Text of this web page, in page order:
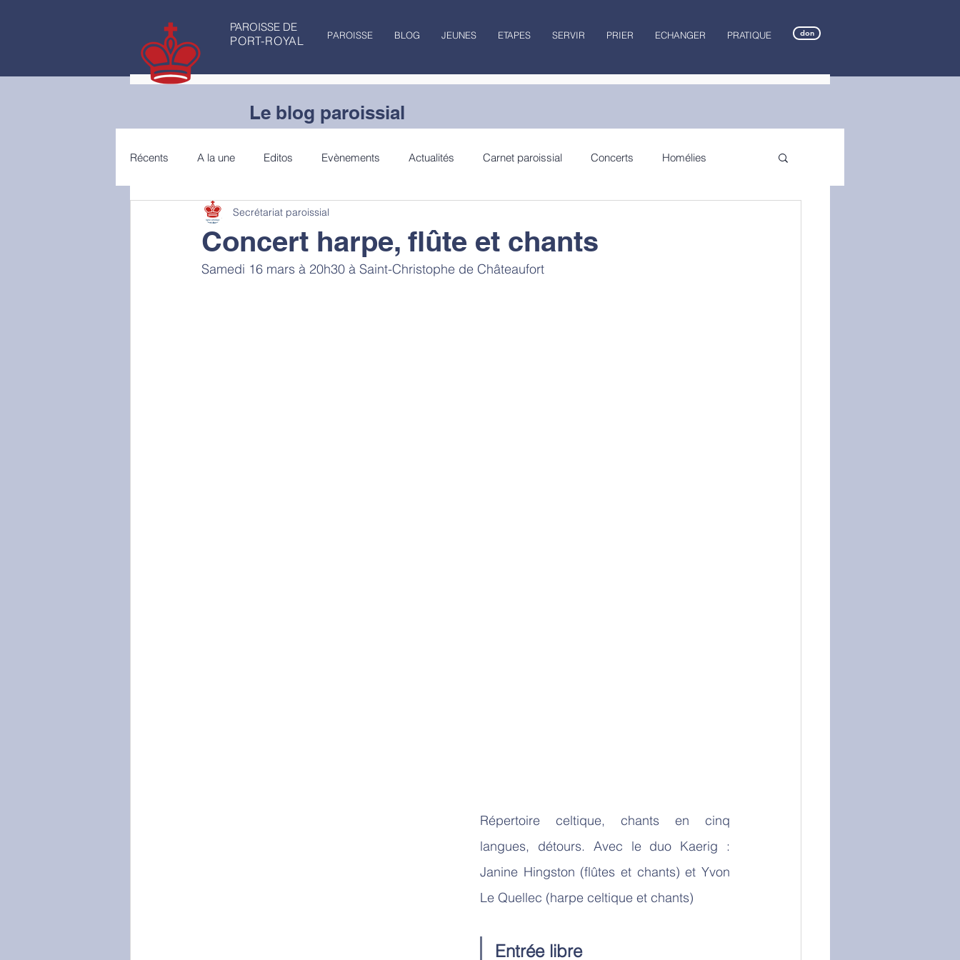
PAROISSE DE
PORT-ROYAL PAROISSE BLOG JEUNES ETAPES SERVIR PRIER ECHANGER PRATIQUE don
Récents A la une Editos Evènements Actualités Carnet paroissial Concerts Homélies
Articles de fond Conseils de lecture
Concert harpe, flûte et chants
Secrétariat paroissial
Samedi 16 mars à 20h30 à Saint-Christophe de Châteaufort
Répertoire celtique, chants en cinq
langues, détours. Avec le duo Kaerig :
Janine Hingston (flûtes et chants) et Yvon
Le Quellec (harpe celtique et chants)
Entrée libre
Le blog paroissial